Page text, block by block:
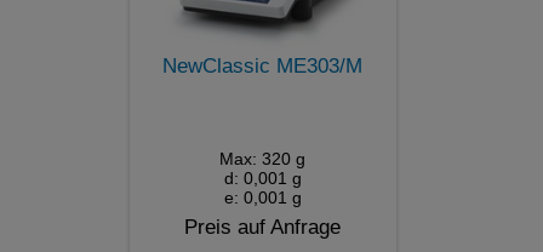
NewClassic ME303/M
Max: 320 g
d: 0,001 g
e: 0,001 g
Preis auf Anfrage